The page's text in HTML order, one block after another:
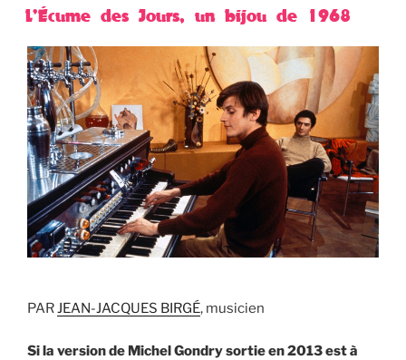
LE
L’Écume des Jours, un bijou de 1968
PARJEAN-JACQUES BIRGÉ, musicien
Si la version de Michel Gondry sortie en 2013 est à